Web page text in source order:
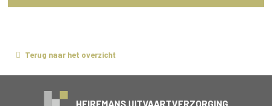
Terug naar het overzicht
HEIREMANS UITVAARTVERZORGING